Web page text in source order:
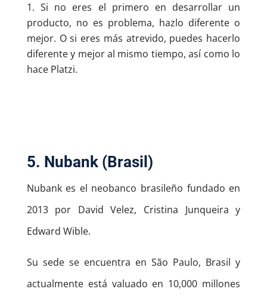
Si no eres el primero en desarrollar un
producto, no es problema, hazlo diferente o
mejor. O si eres más atrevido, puedes hacerlo
diferente y mejor al mismo tiempo, así como lo
hace Platzi.
5. Nubank (Brasil)
Nubank es el neobanco brasileño fundado en
2013 por David Velez, Cristina Junqueira y
Edward Wible.
Su sede se encuentra en São Paulo, Brasil y
actualmente está valuado en 10,000 millones